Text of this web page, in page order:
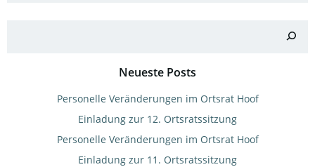
Neueste Posts
Personelle Veränderungen im Ortsrat Hoof
Einladung zur 12. Ortsratssitzung
Personelle Veränderungen im Ortsrat Hoof
Einladung zur 11. Ortsratssitzung